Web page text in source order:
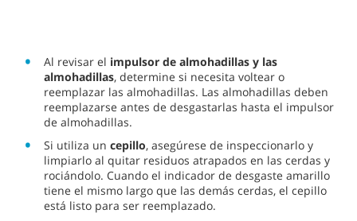
Al revisar el impulsor de almohadillas y las
almohadillas, determine si necesita voltear o
reemplazar las almohadillas. Las almohadillas deben
reemplazarse antes de desgastarlas hasta el impulsor
de almohadillas.
Si utiliza un cepillo, asegúrese de inspeccionarlo y
limpiarlo al quitar residuos atrapados en las cerdas y
rociándolo. Cuando el indicador de desgaste amarillo
tiene el mismo largo que las demás cerdas, el cepillo
está listo para ser reemplazado.